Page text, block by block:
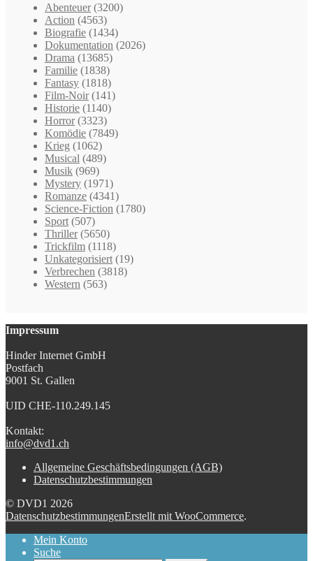
Abenteuer (3200)
Action (4563)
Biografie (1434)
Dokumentation (2026)
Drama (13685)
Familie (1838)
Fantasy (1818)
Film-Noir (141)
Historie (1140)
Horror (3323)
Komödie (7849)
Krieg (1062)
Musical (489)
Musik (969)
Mystery (1971)
Romanze (4341)
Science-Fiction (1780)
Sport (507)
Thriller (5650)
Trickfilm (1118)
Unkategorisiert (19)
Verbrechen (3818)
Western (563)
Impressum
Hinder Internet GmbH
Postfach
9001 St. Gallen
UID CHE-110.249.145
Kontakt:
info@dvd1.ch
Allgemeine Geschäftsbedingungen (AGB)
Datenschutzbestimmungen
© DVD1 2026
DatenschutzbestimmungenErstellt mit WooCommerce.
Mein Konto
Suche